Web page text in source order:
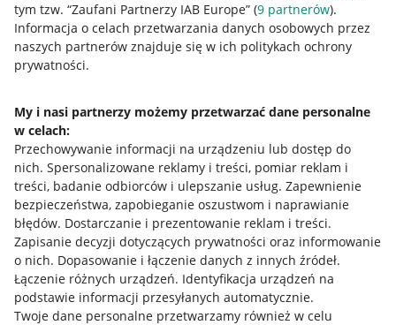
tym tzw. “Zaufani Partnerzy IAB Europe” (9 partnerów).
Informacja o celach przetwarzania danych osobowych przez
naszych partnerów znajduje się w ich politykach ochrony
prywatności.
My i nasi partnerzy możemy przetwarzać dane personalne
w celach:
Przechowywanie informacji na urządzeniu lub dostęp do
nich. Spersonalizowane reklamy i treści, pomiar reklam i
treści, badanie odbiorców i ulepszanie usług. Zapewnienie
bezpieczeństwa, zapobieganie oszustwom i naprawianie
błędów. Dostarczanie i prezentowanie reklam i treści.
Zapisanie decyzji dotyczących prywatności oraz informowanie
o nich. Dopasowanie i łączenie danych z innych źródeł.
Łączenie różnych urządzeń. Identyfikacja urządzeń na
podstawie informacji przesyłanych automatycznie.
Twoje dane personalne przetwarzamy również w celu
Przydatne informacje
Jak to działa
Allegro Gadane dla sprzedających
Allegro Gadane dla kupujących
Mapa miejscowości
Informacje prawne
Regulamin
Polityka plików "cookies"